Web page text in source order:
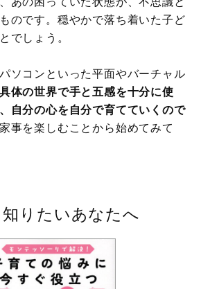
のです。穏やかで落ち着いた子ど
でしょう。
ソコンといった平面やバーチャル
具体の世界で手と五感を十分に使
自分の心を自分で育てていくので
事を楽しむことから始めてみて
りたいあなたへ